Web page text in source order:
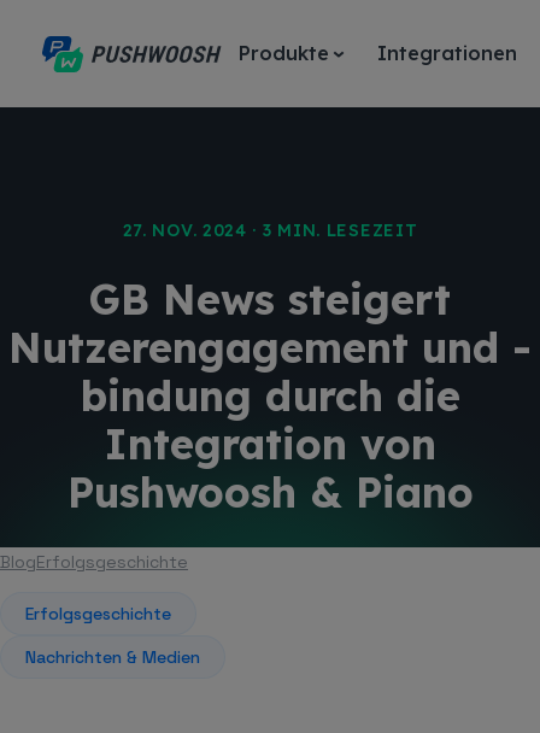
Produkte Integrationen
27. NOV. 2024 · 3 MIN. LESEZEIT
GB News steigert
Nutzerengagement und -
bindung durch die
Integration von
Pushwoosh & Piano
BlogErfolgsgeschichte
Erfolgsgeschichte
Nachrichten & Medien